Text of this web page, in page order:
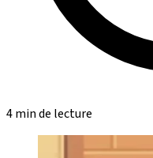
4 min de lecture